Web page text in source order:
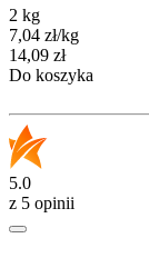
2 kg
7,04 zł/kg
Cena
14,09 zł
Do koszyka
5.0
z 5 opinii